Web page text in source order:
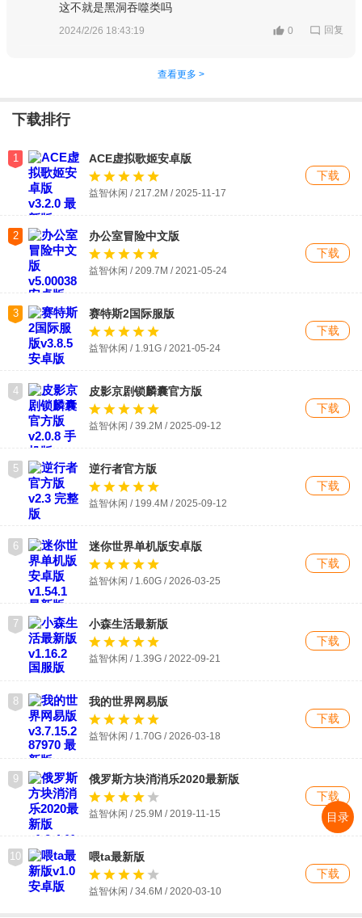
这不就是黑洞吞噬类吗
2024/2/26 18:43:19 0 回复
查看更多 >
下载排行
1 ACE虚拟歌姬安卓版
益智休闲 / 217.2M / 2025-11-17
下载
2 办公室冒险中文版
益智休闲 / 209.7M / 2021-05-24
下载
3 赛特斯2国际服版
益智休闲 / 1.91G / 2021-05-24
下载
4 皮影京剧锁麟囊官方版
益智休闲 / 39.2M / 2025-09-12
下载
5 逆行者官方版
益智休闲 / 199.4M / 2025-09-12
下载
6 迷你世界单机版安卓版
益智休闲 / 1.60G / 2026-03-25
下载
7 小森生活最新版
益智休闲 / 1.39G / 2022-09-21
下载
8 我的世界网易版
益智休闲 / 1.70G / 2026-03-18
下载
9 俄罗斯方块消消乐2020最新版
益智休闲 / 25.9M / 2019-11-15
下载
10 喂ta最新版
益智休闲 / 34.6M / 2020-03-10
下载
目录